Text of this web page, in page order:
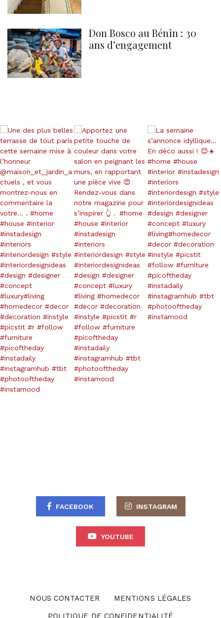
Don Bosco au Bénin : 30
ans d’engagement
FACEBOOK INSTAGRAM
YOUTUBE
NOUS CONTACTER
MENTIONS LÉGALES
POLITIQUE DE CONFIDENTIALITÉ